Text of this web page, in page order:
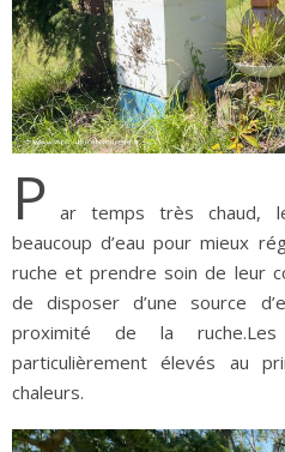
P ar temps très chaud,
beaucoup d’eau pour mieux
ruche et prendre soin de leur
de disposer d’une source
proximité de la
particulièrement élevés au
chaleurs.